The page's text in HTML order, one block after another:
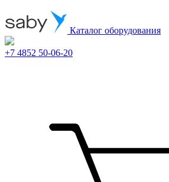
Каталог оборудования
+7 4852 50-06-20